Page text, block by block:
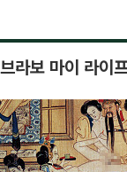
브라보 마이 라이